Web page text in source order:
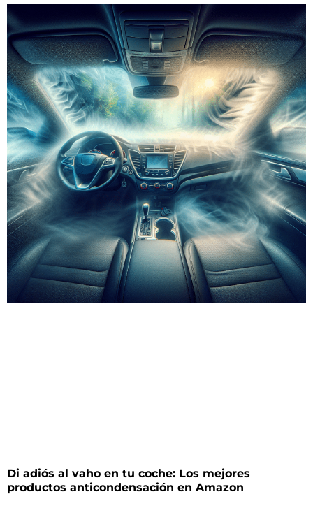
Di adiós al vaho en tu coche: Los mejores
productos anticondensación en Amazon